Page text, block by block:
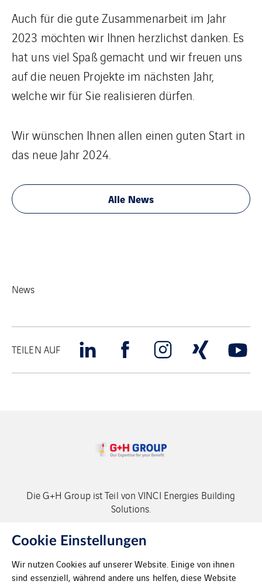
Auch für die gute Zusammenarbeit im Jahr
2023 möchten wir Ihnen herzlichst danken. Es
hat uns viel Spaß gemacht und wir freuen uns
auf die neuen Projekte im nächsten Jahr,
welche wir für Sie realisieren dürfen.
Wir wünschen Ihnen allen einen guten Start in
das neue Jahr 2024.
Alle News
News
TEILEN AUF
Die G+H Group ist Teil von VINCI Energies Building
Solutions.
Copyright G+H Group
Cookie Einstellungen
Wir nutzen Cookies auf unserer Website. Einige von ihnen
sind essenziell, während andere uns helfen, diese Website